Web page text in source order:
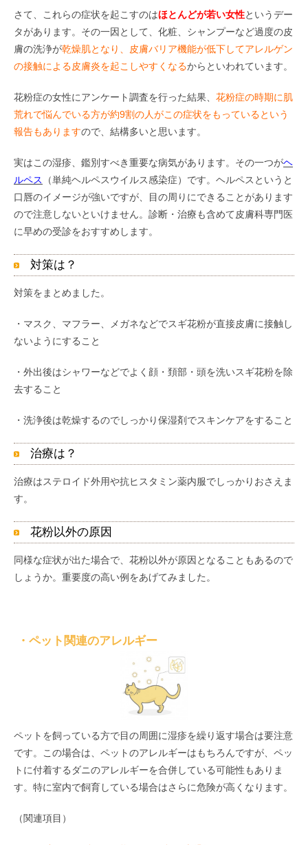
さて、これらの症状を起こすのはほとんどが若い女性というデー
タがあります。その一因として、化粧、シャンプーなど過度の皮
膚の洗浄が乾燥肌となり、皮膚バリア機能が低下してアレルゲン
の接触による皮膚炎を起こしやすくなるからといわれています。
花粉症の女性にアンケート調査を行った結果、 花粉症の時期に肌
荒れで悩んでいる方が約9割の人がこの症状をもっているという
報告もありますので、結構多いと思います。
実はこの湿疹、鑑別すべき重要な病気があります。その一つがヘ
ルペス
（単純ヘルペスウイルス感染症）です。ヘルペスというと
口唇のイメージが強いですが、目の周りにできることがあります
ので注意しないといけません。診断・治療も含めて皮膚科専門医
に早めの受診をおすすめします。
対策は？
対策をまとめました。
・マスク、マフラー、メガネなどでスギ花粉が直接皮膚に接触し
ないようにすること
・外出後はシャワーなどでよく顔・頚部・頭を洗いスギ花粉を除
去すること
・洗浄後は乾燥するのでしっかり保湿剤でスキンケアをすること
治療は？
治療はステロイド外用や抗ヒスタミン薬内服でしっかりおさえま
す。
花粉以外の原因
同様な症状が出た場合で、花粉以外が原因となることもあるので
しょうか。重要度の高い例をあげてみました。
・ペット関連のアレルギー
ペットを飼っている方で目の周囲に湿疹を繰り返す場合は要注意
です。この場合は、ペットのアレルギーはもちろんですが、ペッ
トに付着するダニのアレルギーを合併している可能性もありま
す。特に室内で飼育している場合はさらに危険が高くなります。
（関連項目）